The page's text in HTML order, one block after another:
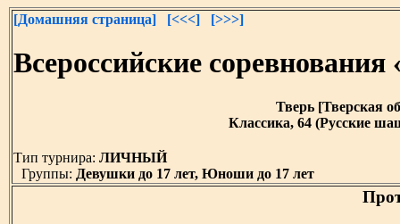
[Домашняя страница] [<<<] [>>>]
Всероссийские
Тверь [Тверская
Классика, 64 (Русские
Тип турнира: ЛИЧНЫЙ
Группы: Девушки до 17 лет, Юноши до 17 лет